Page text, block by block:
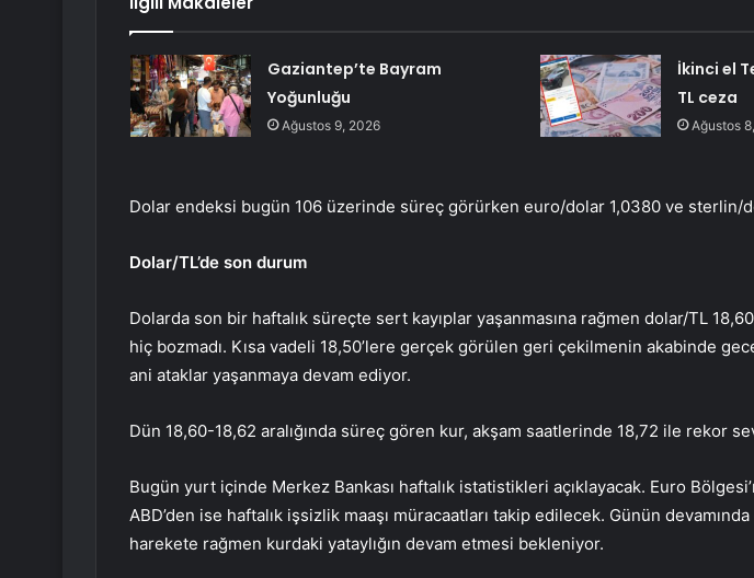
Gaziantep’te Bayram
Yoğunluğu
Ağustos 9, 2026
İkinci el
TL ceza
Ağustos
Dolar endeksi bugün 106 üzerinde süreç görürken euro/dolar 1,0380 ve sterlin/
Dolar/TL’de son durum
Dolarda son bir haftalık süreçte sert kayıplar yaşanmasına rağmen dolar/TL
hiç bozmadı. Kısa vadeli 18,50’lere gerçek görülen geri çekilmenin akabinde
ani ataklar yaşanmaya devam ediyor.
Dün 18,60-18,62 aralığında süreç gören kur, akşam saatlerinde 18,72 ile rekor
Bugün yurt içinde Merkez Bankası haftalık istatistikleri açıklayacak. Euro
ABD’den ise haftalık işsizlik maaşı müracaatları takip edilecek. Günün
harekete rağmen kurdaki yataylığın devam etmesi bekleniyor.